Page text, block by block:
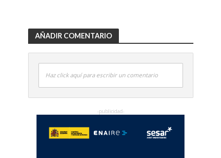
AÑADIR COMENTARIO
Haz click aquí para escribir un comentario